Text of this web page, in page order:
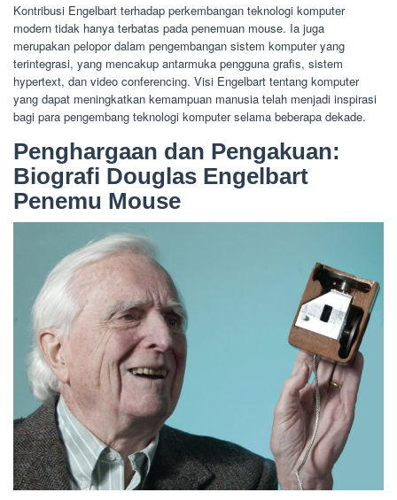
Kontribusi Engelbart terhadap perkembangan teknologi komputer
modern tidak hanya terbatas pada penemuan mouse. Ia juga
merupakan pelopor dalam pengembangan sistem komputer yang
terintegrasi, yang mencakup antarmuka pengguna grafis, sistem
hypertext, dan video conferencing. Visi Engelbart tentang komputer
yang dapat meningkatkan kemampuan manusia telah menjadi inspirasi
bagi para pengembang teknologi komputer selama beberapa dekade.
Penghargaan dan Pengakuan:
Biografi Douglas Engelbart
Penemu Mouse